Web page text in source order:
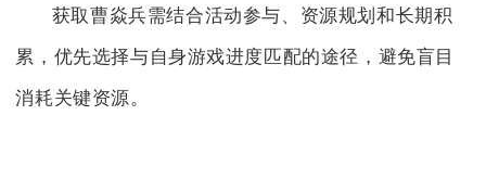
获取曹焱兵需结合活动参与、资源规划和长期积
累，优先选择与自身游戏进度匹配的途径，避免盲目
消耗关键资源。